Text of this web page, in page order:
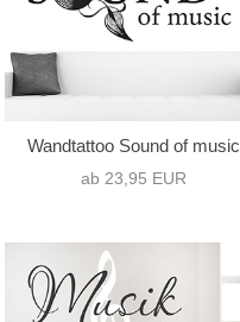
Wandtattoo Sound of music
ab 23,95 EUR